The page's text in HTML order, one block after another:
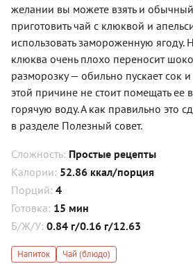
желании вы можете взять и
приготовить чай с клюквой и
использовать замороженную ягоду.
клюква очень плохо переносит
разморозку — обильно пускает сок
этой причине не стоит помещать ее
горячую воду. А как правильно это
в разделе Полезный совет.
Сложность: Простые рецепты
Калории: 52.86 ккал/порция
Порций: 4
Готовка: 15 мин
Б/Ж/У: 0.84 г/0.16 г/12.63
Напиток Чай (блюдо)